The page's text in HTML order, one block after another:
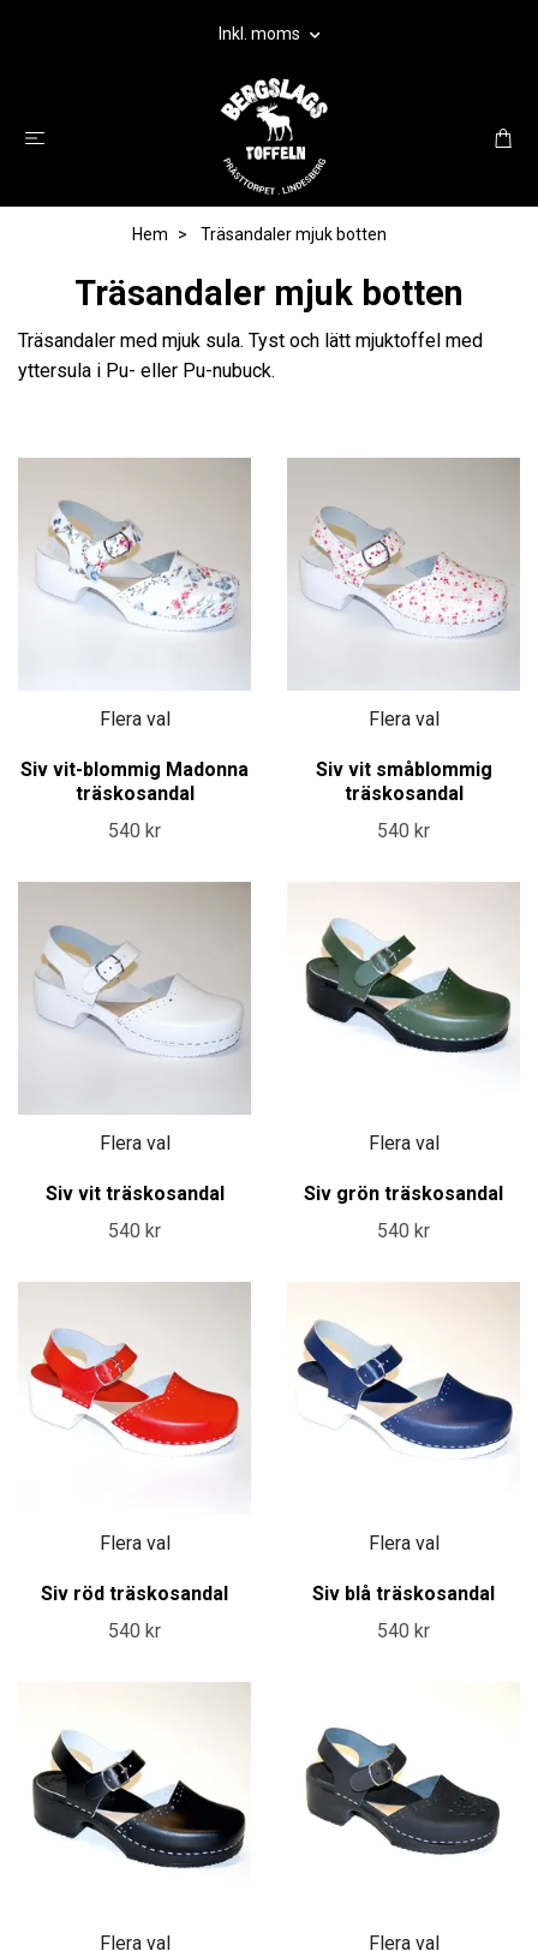
Inkl. moms
Hem Träsandaler mjuk botten
Träsandaler mjuk botten
Träsandaler med mjuk sula. Tyst och lätt mjuktoffel med
yttersula i Pu- eller Pu-nubuck.
Flera val
Siv vit-blommig Madonna
träskosandal
540 kr
Flera val
Siv vit småblommig
träskosandal
540 kr
Flera val
Siv vit träskosandal
540 kr
Flera val
Siv grön träskosandal
540 kr
Flera val
Siv röd träskosandal
540 kr
Flera val
Siv blå träskosandal
540 kr
Flera val Flera val